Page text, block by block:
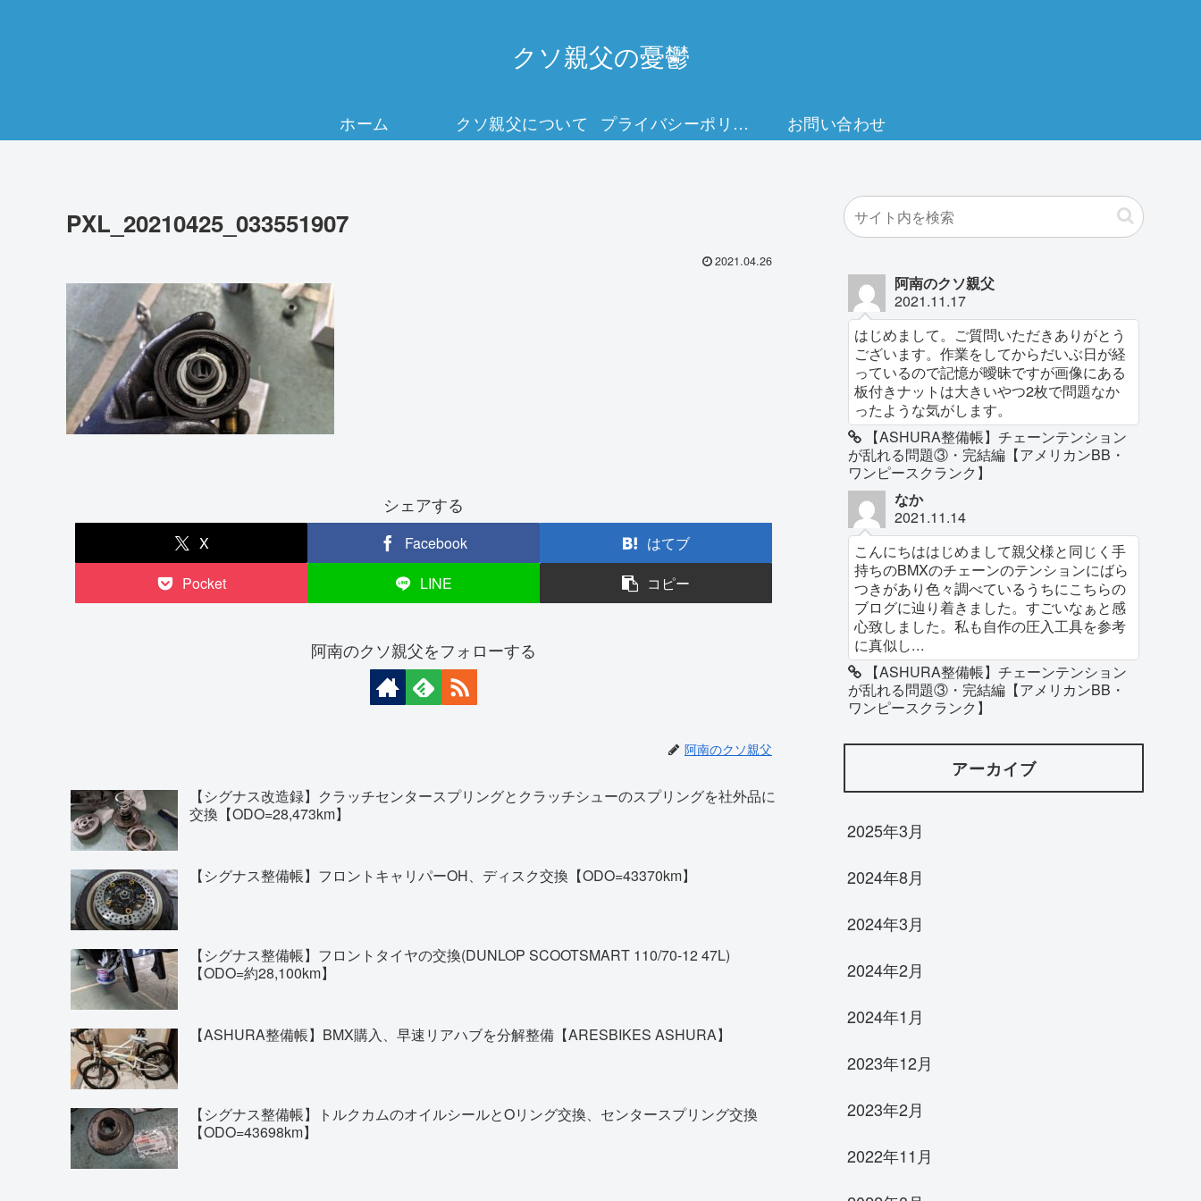
クソ親父の憂鬱
ホーム クソ親父について プライバシーポリシー お問い合わせ
PXL_20210425_033551907
2021.04.26
シェアする
X Facebook
はてブ
Pocket
LINE コピー
阿南のクソ親父をフォローする
阿南のクソ親父
【シグナス改造録】クラッチセンタースプリングとクラッチシューのスプリングを社外品に
交換【ODO=28,473km】
【シグナス整備帳】フロントキャリパーOH、ディスク交換【ODO=43370km】
【シグナス整備帳】フロントタイヤの交換(DUNLOP SCOOTSMART 110/70-12 47L)
【ODO=約28,100km】
【ASHURA整備帳】BMX購入、早速リアハブを分解整備【ARESBIKES ASHURA】
【シグナス整備帳】トルクカムのオイルシールとOリング交換、センタースプリング交換
【ODO=43698km】
阿南のクソ親父
2021.11.17
はじめまして。ご質問いただきありがとう
ございます。作業をしてからだいぶ日が経
っているので記憶が曖昧ですが画像にある
板付きナットは大きいやつ2枚で問題なか
ったような気がします。
【ASHURA整備帳】チェーンテンション
が乱れる問題③・完結編【アメリカンBB・
ワンピースクランク】
なか
2021.11.14
こんにちははじめまして親父様と同じく手
持ちのBMXのチェーンのテンションにばら
つきがあり色々調べているうちにこちらの
ブログに辿り着きました。すごいなぁと感
心致しました。私も自作の圧入工具を参考
に真似し...
【ASHURA整備帳】チェーンテンション
が乱れる問題③・完結編【アメリカンBB・
ワンピースクランク】
アーカイブ
2025年3月
2024年8月
2024年3月
2024年2月
2024年1月
2023年12月
2023年2月
2022年11月